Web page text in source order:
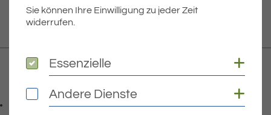
DOWNLOAD
07541 9708-0
Telefonnummer: 0 7 5 4 1 9 7 0 8 0
Sie können Ihre Einwilligung zu jeder Zeit
widerrufen.
Essenzielle
Essenzielle
Andere Dienste
Andere Dienste